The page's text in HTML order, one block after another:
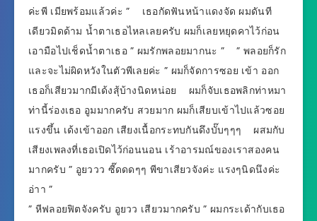
ค่ะพี เมียพร้อมแล้วค่ะ ” เธอกัดฟันหน้าแดงจัด ผมดันที
เดียวมิดด้าม น้ำตาเธอไหลเลยครับ ผมก็เลยหยุดคาไว้ก่อน
เอามือไปเช็ดน้ำตาเธอ ” ผมรักพลอยมากนะ ” ” พลอยก็รัก
และจะไม่ผิดหวังในตัวพีเลยค่ะ ” ผมก็จัดการซอย เข้า ออก
เธอก็เสียวมากมีเด้งสุ้บ้างนิดหน่อย ผมก็จับเธอพลิกท่าหมา
ท่านี้ร่องเธอ อูมมากครับ สวยมาก ผมก็เสียบเข้าไปแล้วซอย
แรงขึ้น เด้งเข้าออก เสียงเนื้อกระทบกันดึงบั๊บๆๆๆ ผสมกับ
เสียงเพลงที่เธอเปิดไว้ก่อนนอน เร้าอารมณ์ของเราสองคน
มากครับ ” อูยววว ซี๊ดดดๆๆ พีขาเสียวจังค่ะ แรงๆนิดนึงค่ะ
อ่าา ”
” หีฟลอยฟิตจังครับ อูยวว เสียวมากครับ ” ผมกระเด้ากับเธอ